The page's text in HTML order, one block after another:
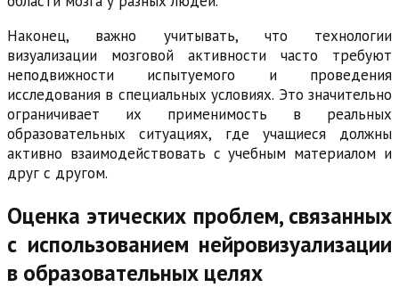
Наконец, важно учитывать, что технологии
визуализации мозговой активности часто требуют
неподвижности испытуемого и проведения
исследования в специальных условиях. Это значительно
ограничивает их применимость в реальных
образовательных ситуациях, где учащиеся должны
активно взаимодействовать с учебным материалом и
друг с другом.
Оценка этических проблем, связанных
с использованием нейровизуализации
в образовательных целях